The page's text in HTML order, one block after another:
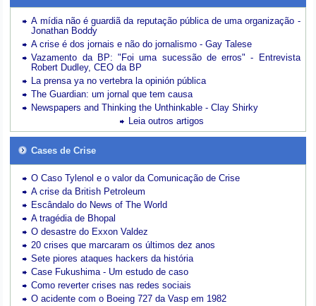
A mídia não é guardiã da reputação pública de uma organização -
Jonathan Boddy
A crise é dos jornais e não do jornalismo - Gay Talese
Vazamento da BP: "Foi uma sucessão de erros" - Entrevista
Robert Dudley, CEO da BP
La prensa ya no vertebra la opinión pública
The Guardian: um jornal que tem causa
Newspapers and Thinking the Unthinkable - Clay Shirky
Leia outros artigos
Cases de Crise
O Caso Tylenol e o valor da Comunicação de Crise
A crise da British Petroleum
Escândalo do News of The World
A tragédia de Bhopal
O desastre do Exxon Valdez
20 crises que marcaram os últimos dez anos
Sete piores ataques hackers da história
Case Fukushima - Um estudo de caso
Como reverter crises nas redes sociais
O acidente com o Boeing 727 da Vasp em 1982